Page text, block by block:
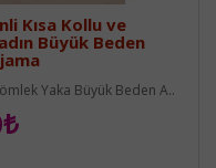
Kısa Kollu ve
Büyük Beden
Yaka Büyük Beden A..